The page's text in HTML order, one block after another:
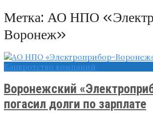
Метка: АО НПО
Воронеж»
Банкротство компаний
Воронежский
погасил долги по зарплате